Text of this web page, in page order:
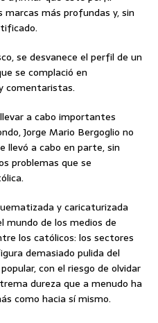
más profundas y, sin
se desvanece el perfil de un
se complació en
comentaristas.
a cabo importantes
Jorge Mario Bergoglio no
llevó a cabo en parte, sin
problemas que se
y caricaturizada
mundo de los medios de
los católicos: los sectores
demasiado pulida del
con el riesgo de olvidar
dureza que a menudo ha
como hacia sí mismo.